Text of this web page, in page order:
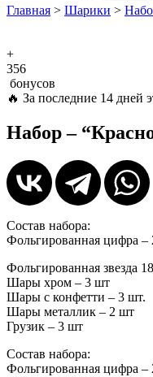
Главная > Шарики >
+
356
бонусов
🔥 За последние 14 дней
Набор –
Состав набора:
Фольгированная цифра –
Фольгированная звезда
Шары хром – 3 шт
Шары с конфетти – 3 шт.
Шары металлик – 2 шт
Грузик – 3 шт
Состав набора:
Фольгированная цифра –